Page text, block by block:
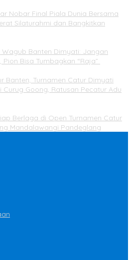
Nobar Final Piala Dunia Bersama
Silaturahmi dan Bangkitkan
Banten Dimyati: Jangan
Bisa Tumbagkan “Raja”
Banten, Turnamen Catur Dimyati
Curug Goong, Ratusan Pecatur Adu
Berlaga di Open Turnamen Catur
Mandalawangi Pandeglang